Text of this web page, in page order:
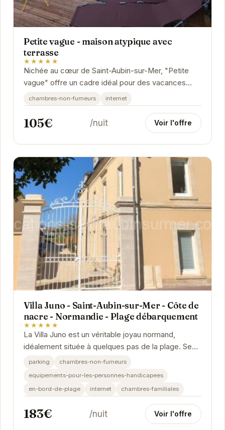
Petite vague - maison atypique avec
terrasse
★★★★★
Nichée au cœur de Saint-Aubin-sur-Mer, "Petite
vague" offre un cadre idéal pour des vacances
reposantes. Sa terrasse vous permettra de
profiter...
chambres-non-fumeurs internet
105€ /nuit Voir l'offre
Villa Juno - Saint-Aubin-sur-Mer - Côte de
nacre - Normandie - Plage débarquement
★★★★★
La Villa Juno est un véritable joyau normand,
idéalement située à quelques pas de la plage. Ses
chambres élégantes et confortables offrent une...
parking
chambres-non-fumeurs
equipements-pour-les-personnes-handicapees
en-bord-de-plage
internet chambres-familiales
183€ /nuit Voir l'offre